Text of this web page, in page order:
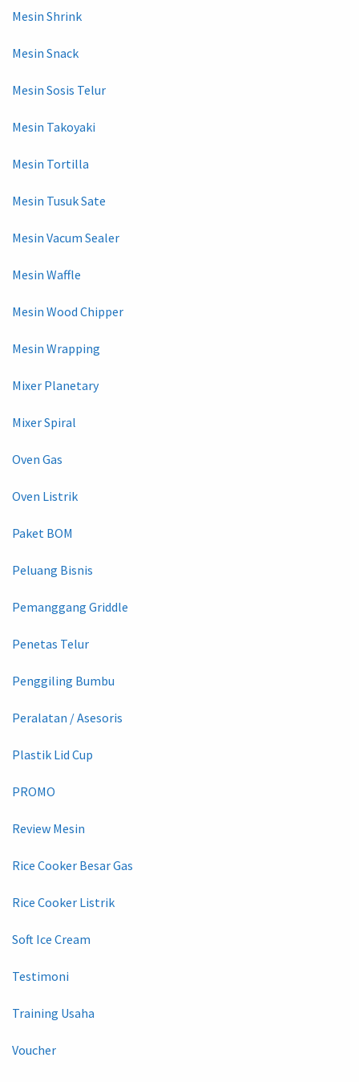
Mesin Shrink
Mesin Snack
Mesin Sosis Telur
Mesin Takoyaki
Mesin Tortilla
Mesin Tusuk Sate
Mesin Vacum Sealer
Mesin Waffle
Mesin Wood Chipper
Mesin Wrapping
Mixer Planetary
Mixer Spiral
Oven Gas
Oven Listrik
Paket BOM
Peluang Bisnis
Pemanggang Griddle
Penetas Telur
Penggiling Bumbu
Peralatan / Asesoris
Plastik Lid Cup
PROMO
Review Mesin
Rice Cooker Besar Gas
Rice Cooker Listrik
Soft Ice Cream
Testimoni
Training Usaha
Voucher